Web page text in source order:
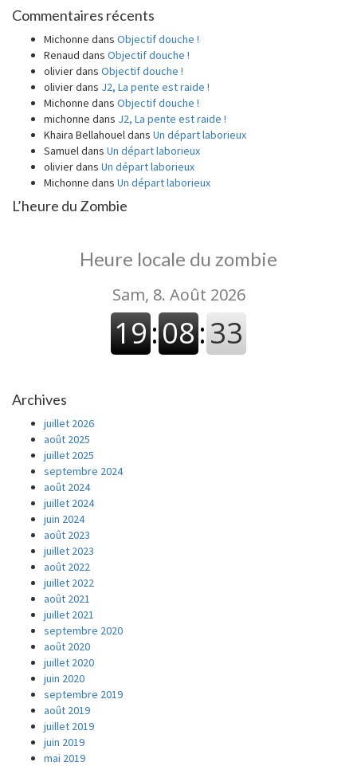
Commentaires récents
Michonne dans Objectif douche !
Renaud dans Objectif douche !
olivierdans Objectif douche !
olivierdans J2, La pente est raide !
Michonne dans Objectif douche !
michonne dans J2, La pente est raide !
Khaira Bellahoueldans Un départ laborieux
Samueldans Un départ laborieux
olivierdans Un départ laborieux
Michonne dans Un départ laborieux
L’heure du Zombie
Heure locale du zombie
Archives
juillet 2026
août 2025
juillet 2025
septembre 2024
août 2024
juillet 2024
juin 2024
août 2023
juillet 2023
août 2022
juillet 2022
août 2021
juillet 2021
septembre 2020
août 2020
juillet 2020
juin 2020
septembre 2019
août 2019
juillet 2019
juin 2019
mai 2019